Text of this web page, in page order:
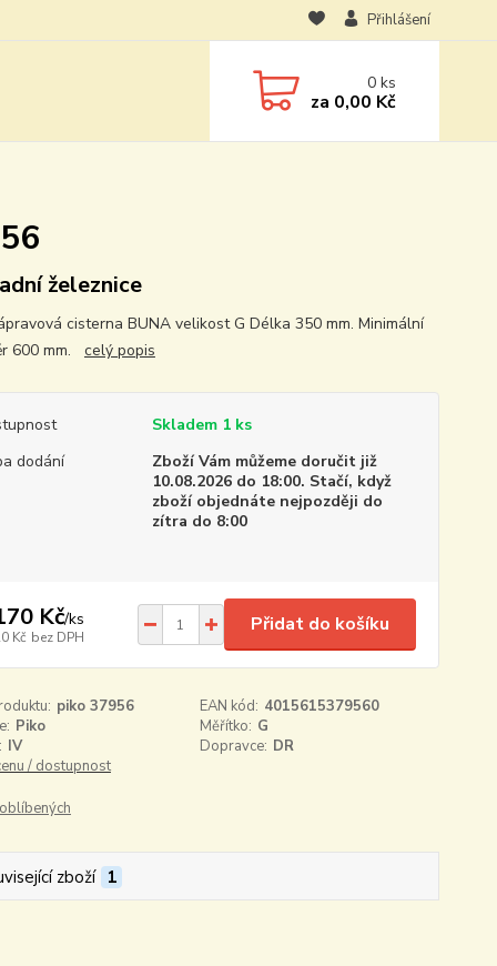
Přihlášení
0ks
za 0,00 Kč
železnice
cisterna BUNA velikost G Délka 350 mm. Minimální
600 mm. celý popis
Skladem 1 ks
dodání
Zboží Vám můžeme doručit již
10.08.2026 do 18:00. Stačí, když
zboží objednáte nejpozději do
zítra do 8:00
Kč/ks
Kč bez DPH
Přidat do košíku
piko 37956 EAN kód: 4015615379560
Piko Měřítko: G
IV Dopravce: DR
/ dostupnost
zboží 1